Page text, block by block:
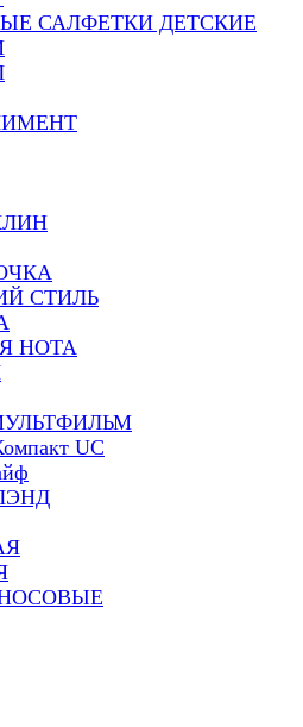
САЛФЕТКИ ДЕТСКИЕ
СТИЛЬ
НОТА
UC